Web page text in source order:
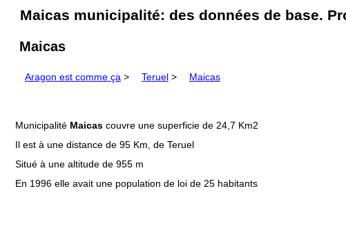
Maicas municipalité: des données de base.
Maicas
Aragon est comme ça > Teruel > Maicas
Municipalité Maicas couvre une superficie de 24,7 Km2
Il est à une distance de 95 Km, de Teruel
Situé à une altitude de 955 m
En 1996 elle avait une population de loi de 25 habitants